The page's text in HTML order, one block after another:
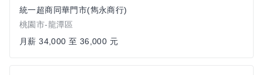
統一超商同華門市(雋永商行)
桃園市-龍潭區
月薪 34,000 至 36,000 元